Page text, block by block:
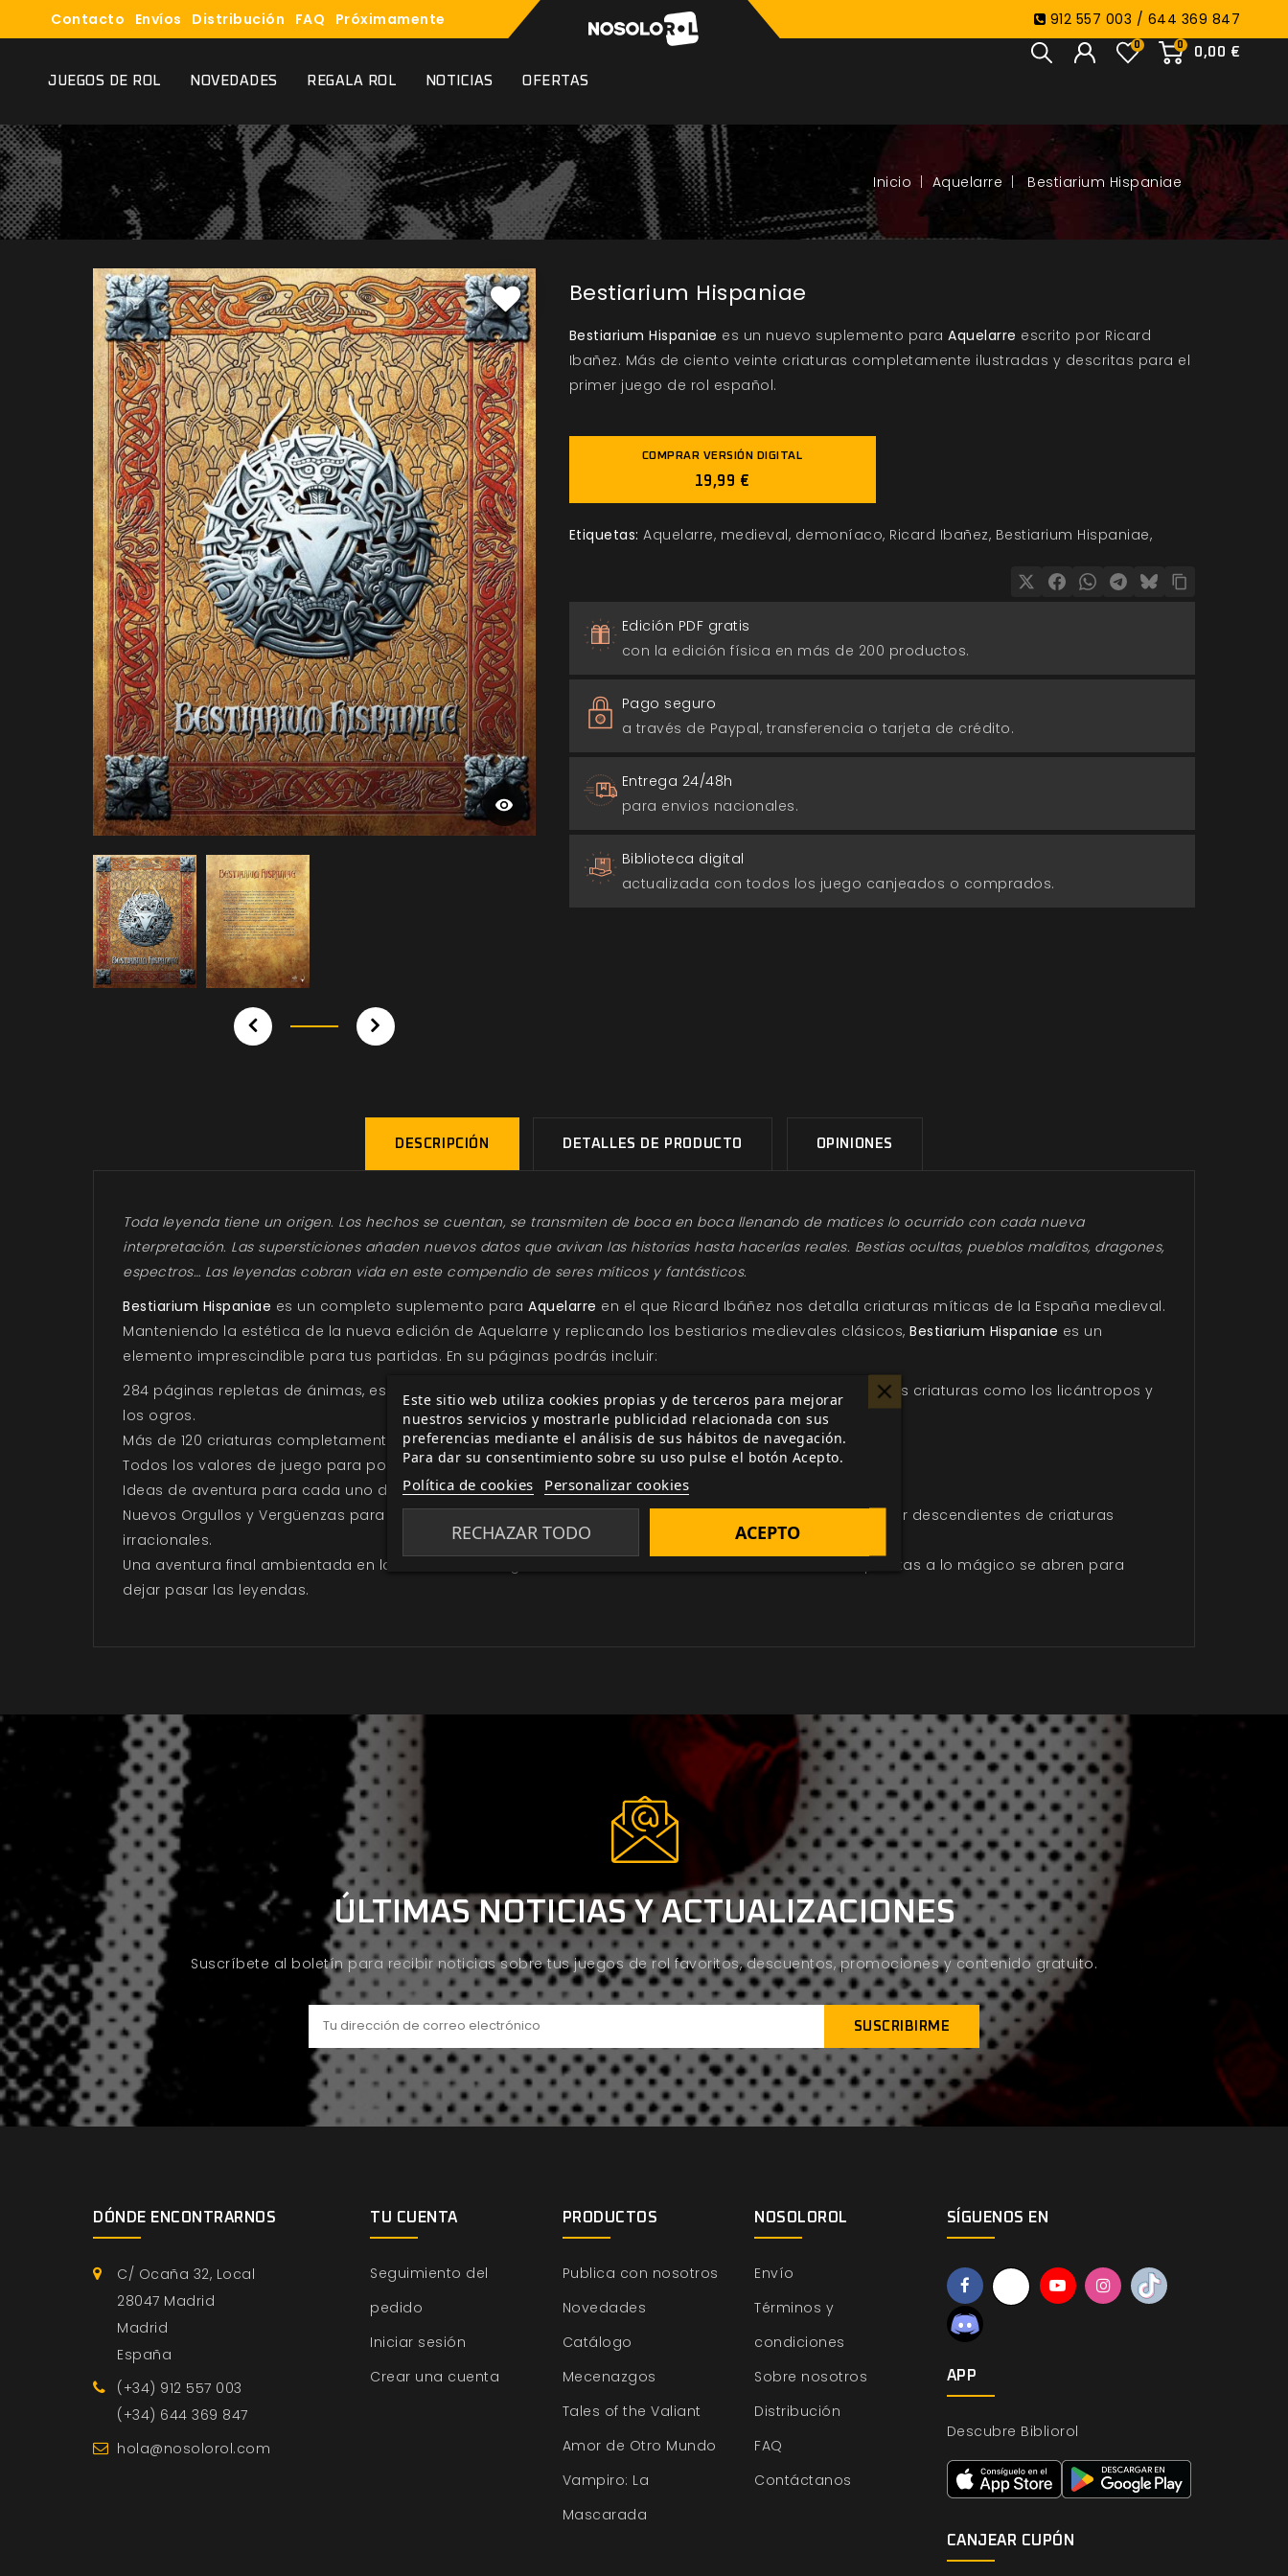
Contacto Envíos Distribución FAQ Próximamente 912 557 003 / 644 369 847
0
0,00 €
0
JUEGOS DE ROL NOVEDADES REGALA ROL NOTICIAS OFERTAS
Aquelarre Bestiarium Hispaniae
Bestiarium Hispaniae
Bestiarium Hispaniae es un nuevo suplemento paraAquelarre escrito por Ricard
Ibañez. Más de ciento veinte criaturas completamente ilustradas y descritas para el
primer juego de rol español.
COMPRAR VERSIÓN DIGITAL
19,99 €
Etiquetas: Aquelarre medieval demoníaco Ricard Ibañez Bestiarium Hispaniae
Edición PDF gratis
con la edición física en más de 200 productos.
Pago seguro
a través de Paypal, transferencia o tarjeta de crédito.
Entrega 24/48h
para envios nacionales.
Biblioteca digital
actualizada con todos los juego canjeados o comprados.
DESCRIPCIÓN DETALLES DE PRODUCTO OPINIONES
Toda leyenda tiene un origen. Los hechos se cuentan, se transmiten de boca en boca llenando de matices lo ocurrido con cada nueva
interpretación. Las supersticiones añaden nuevos datos que avivan las historias hasta hacerlas reales. Bestias ocultas, pueblos malditos, dragones,
espectros… Las leyendas cobran vida en este compendio de seres míticos y fantásticos.
Bestiarium Hispaniae es un completo suplemento para Aquelarre en el que Ricard Ibáñez nos detalla criaturas míticas de la España medieval.
Manteniendo la estética de la nueva edición de Aquelarre y replicando los bestiarios medievales clásicos, Bestiarium Hispaniae es un
elemento imprescindible para tus partidas. En su páginas podrás incluir:
284 páginas repletas de ánimas, espectros, seres feéricos, animales fantásticos, sierpes, dragones y otras criaturas como los licántropos y
los ogros.
Más de 120 criaturas completamente ilustradas.
Todos los valores de juego para poder utilizarlos en tus partidas.
Ideas de aventura para cada uno de los seres presentados y leyendas relacionadas con las criaturas.
Nuevos Orgullos y Vergüenzas para jugar personajes no jugadores con habilidades y poderes fruto de ser descendientes de criaturas
irracionales.
Una aventura final ambientada en la noche más mágica del año: la noche de San Juan, cuando las puertas a lo mágico se abren para
dejar pasar las leyendas.
ÚLTIMAS NOTICIAS Y ACTUALIZACIONES
Suscríbete al boletín para recibir noticias sobre tus juegos de rol favoritos, descuentos, promociones y contenido gratuito.
DÓNDE ENCONTRARNOS
C/ Ocaña 32, Local
28047 Madrid
Madrid
España
(+34) 912 557 003
(+34) 644 369 847
hola@nosolorol.com
TU CUENTA
Seguimiento del
pedido
Iniciar sesión
Crear una cuenta
PRODUCTOS
Publica con nosotros
Novedades
Catálogo
Mecenazgos
Tales of the Valiant
Amor de Otro Mundo
Vampiro: La
Mascarada
NOSOLOROL
Envío
Términos y
condiciones
Sobre nosotros
Distribución
FAQ
Contáctanos
SÍGUENOS EN
Este sitio web utiliza cookies propias y de terceros para mejorar
nuestros servicios y mostrarle publicidad relacionada con sus
preferencias mediante el análisis de sus hábitos de navegación.
Para dar su consentimiento sobre su uso pulse el botón Acepto.
Política de cookies Personalizar cookies
RECHAZAR TODO ACEPTO
APP
Descubre Bibliorol
CANJEAR CUPÓN